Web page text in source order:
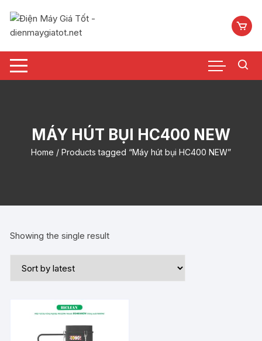
nội
MÁY HÚT BỤI HC400 NEW
Home / Products tagged “Máy hút bụi HC400 NEW”
Showing the single result